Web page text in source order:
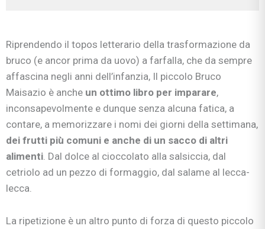
Riprendendo il topos letterario della trasformazione da
bruco (e ancor prima da uovo) a farfalla, che da sempre
affascina negli anni dell’infanzia, Il piccolo Bruco
Maisazio è anche un ottimo libro per imparare,
inconsapevolmente e dunque senza alcuna fatica, a
contare, a memorizzare i nomi dei giorni della settimana,
dei frutti più comuni e anche di un sacco di altri
alimenti. Dal dolce al cioccolato alla salsiccia, dal
cetriolo ad un pezzo di formaggio, dal salame al lecca-
lecca.
La ripetizione è un altro punto di forza di questo piccolo